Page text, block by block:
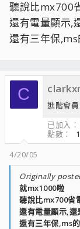
聽說比mx700
還有電量顯示,
還有三年保
C
進階會員
已加入
點數
4/20/05
Originally
就mx1000啦
聽說比mx700省
還有電量顯示,
還有三年保,ms